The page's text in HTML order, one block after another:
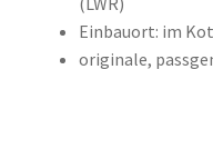
Einbauort: im
originale,